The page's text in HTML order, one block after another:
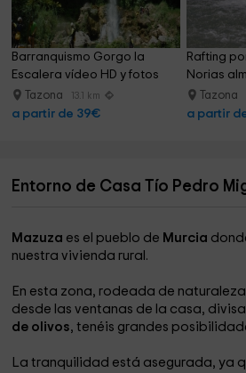
Barranquismo Gorgo la
Escalera vídeo HD y fotos
Tazona 13.1 km
a partir de 39€
Rafting
Norias
Tazona
a partir
Entorno de Casa Tío Pedro
Mazuza es el pueblo de Murcia
nuestra vivienda rural.
En esta zona, rodeada de
desde las ventanas de la casa,
de olivos, tenéis grandes
La tranquilidad está asegurada, ya